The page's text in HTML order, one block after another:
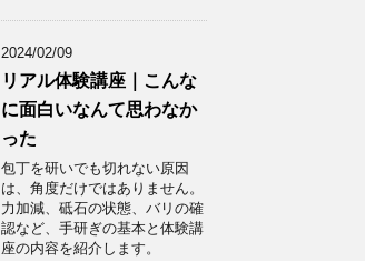
2024/02/09
リアル体験講座｜こんな
に面白いなんて思わなか
った
包丁を研いでも切れない原因
は、角度だけではありません。
力加減、砥石の状態、バリの確
認など、手研ぎの基本と体験講
座の内容を紹介します。